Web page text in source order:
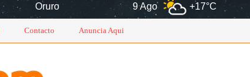
+17°C 10 Ago
Contacto Anuncia Aqui